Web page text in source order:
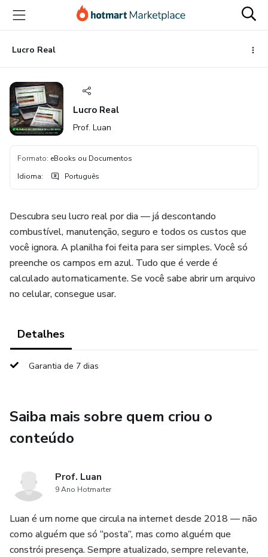
para
conteúdo
principal
para
pagamento
para
rodapé
Lucro Real
Lucro Real
Prof. Luan
Formato: eBooks ou Documentos
Idioma: Português
Descubra seu lucro real por dia — já descontando
combustível, manutenção, seguro e todos os custos que
você ignora. A planilha foi feita para ser simples. Você só
preenche os campos em azul. Tudo que é verde é
calculado automaticamente. Se você sabe abrir um arquivo
no celular, consegue usar.
Detalhes
Garantia de 7 dias
Saiba mais sobre quem criou o
conteúdo
Prof. Luan
9 Ano Hotmarter
Luan é um nome que circula na internet desde 2018 — não
como alguém que só “posta”, mas como alguém que
constrói presença. Sempre atualizado, sempre relevante,